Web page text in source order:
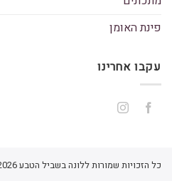
פינת האומן
עקבו אחרינו
כל הזכויות שמורות ללונה בשביל הטבע 2026 ©